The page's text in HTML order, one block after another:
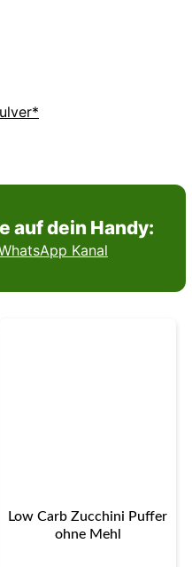
auf dein Handy:
Kanal
Low Carb Zucchini Puffer
ohne Mehl